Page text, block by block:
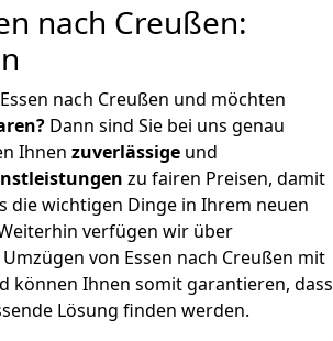
nach Creußen:
nach Creußen und möchten
Dann sind Sie bei uns genau
Ihnen zuverlässige und
zu fairen Preisen, damit
die wichtigen Dinge in Ihrem neuen
verfügen wir über
von Essen nach Creußen mit
können Ihnen somit garantieren, dass
Lösung finden werden.